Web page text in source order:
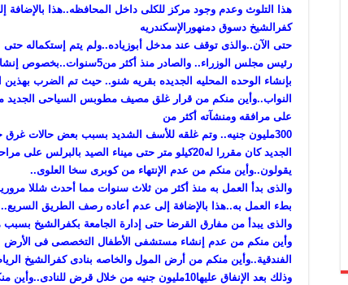
هذا التلوث وعدم وجود مركز للكلى داخل المحافظه..هذا
كفرالشيخ دسوق دمنهورالإسكندريه
حتى الآن..والذى توقف عند مدخل أبوزياده..ولم يتم إستكماله
رئيس مجلس الوزراء.. والصادر
بإنشاء الوحده المحليه الجديده بقريه شنو.. حيث تم الضرب
النواب..وأين منكم من قرار غلق مصيف مطوبس السياحى الجديد
على مرافقه ومنشآته أكثر من
300مليون جنيه.. وتم غلقه للأسف الشديد بسبب بعض حالات
الجديد كان مقررا له20كيلو متر حتى ميناء الصيد
يقولون..وأين منكم من عدم الإنتهاء من كوبرى سخا العلوى..
والذى بدأ العمل به منذ أكثر من ثلاث سنوات مما أحدث شللا
بطء العمل به..هذا بالإضافة إلى عدم أعاده رصف الطريق السريع..
والذى يبدأ من مفارق القرضا حتى إدارة الجامعة بكفرالشيخ بسبب
وأين منكم من عدم إنشاء مستشفى الأطفال التخصصى فى الأرض
الفندقية..وأين منكم من أرض المول والخاصه بنادى كفرالشيخ
وذلك بعد الإنفاق عليها10مليون جنيه من خلال قرض